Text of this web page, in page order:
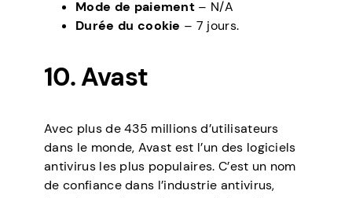
Mode de paiement – N/A
Durée du cookie – 7 jours.
10. Avast
Avec plus de 435 millions d’utilisateurs
dans le monde, Avast est l’un des logiciels
antivirus les plus populaires. C’est un nom
de confiance dans l’industrie antivirus,